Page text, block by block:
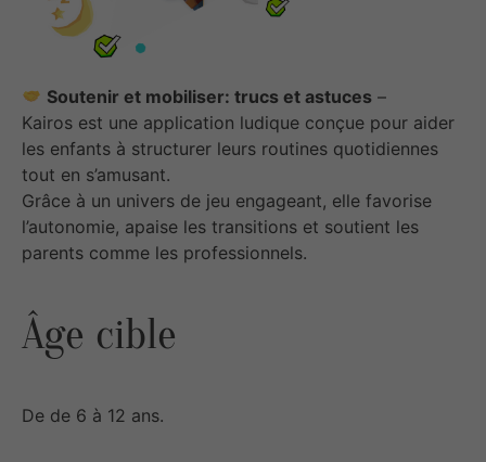
Soutenir et mobiliser: trucs et astuces –
Kairos est une application ludique conçue pour aider
les enfants à structurer leurs routines quotidiennes
tout en s’amusant.
Grâce à un univers de jeu engageant, elle favorise
l’autonomie, apaise les transitions et soutient les
parents comme les professionnels.
Âge cible
De de 6 à 12 ans.